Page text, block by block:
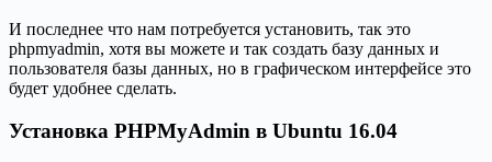
И последнее что нам потребуется установить, так это
phpmyadmin, хотя вы можете и так создать базу данных и
пользователя базы данных, но в графическом интерфейсе это
будет удобнее сделать.
Установка PHPMyAdmin в Ubuntu 16.04